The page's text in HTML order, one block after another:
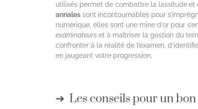
utilisés permet de combattre la lassitudeet
annales sont incontournables pour
numérique, elles sont une mine d’or pour
examinateurs et à maîtriser la gestion du
confronter à la réalité de l’examen,
en jaugeant votre progression.
Les conseils pour un